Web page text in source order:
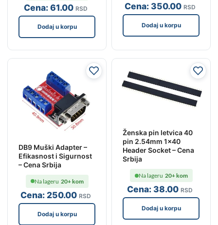
Cena:61.00 RSD
Dodaj u korpu
Cena:350.00 RSD
Dodaj u korpu
DB9 Muški Adapter –
Efikasnost i Sigurnost
– Cena Srbija
Cena: 250.00 RSD
Na lageru 20+ kom
Dodaj u korpu
Ženska pin letvica 40
pin 2.54mm 1×40
Header Socket – Cena
Srbija
Cena:38.00 RSD
Na lageru 20+ kom
Dodaj u korpu